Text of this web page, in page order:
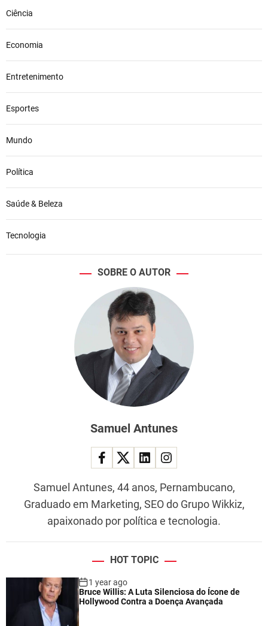
Ciência
Economia
Entretenimento
Esportes
Mundo
Política
Saúde & Beleza
Tecnologia
SOBRE O AUTOR
Samuel Antunes
Samuel Antunes, 44 anos, Pernambucano,
Graduado em Marketing, SEO do Grupo Wikkiz,
apaixonado por política e tecnologia.
HOT TOPIC
1 year ago
Bruce Willis: A Luta Silenciosa do Ícone de
Hollywood Contra a Doença Avançada